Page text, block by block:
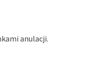
anulacji.